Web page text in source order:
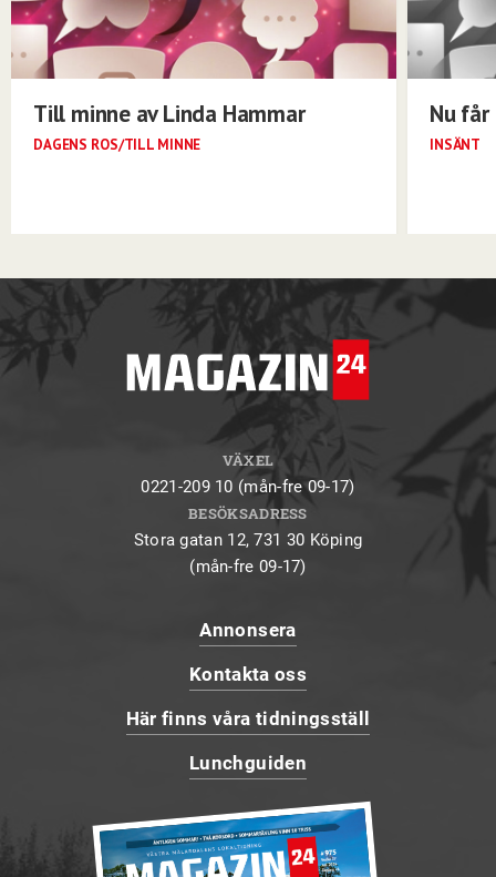
Till minne av Linda Hammar
DAGENS ROS/TILL MINNE
Nu
INSÄNT
VÄXEL
0221-209 10 (mån-fre 09-17)
BESÖKSADRESS
Stora gatan 12, 731 30 Köping
(mån-fre 09-17)
Annonsera
Kontakta oss
Här finns våra tidningsställ
Lunchguiden